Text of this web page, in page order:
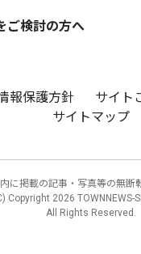
ご検討の方へ
報保護方針
サイト
サイトマップ
に掲載の記事・写真等の無断
Copyright 2026 TOWNNEWS-
All Rights Reserved.